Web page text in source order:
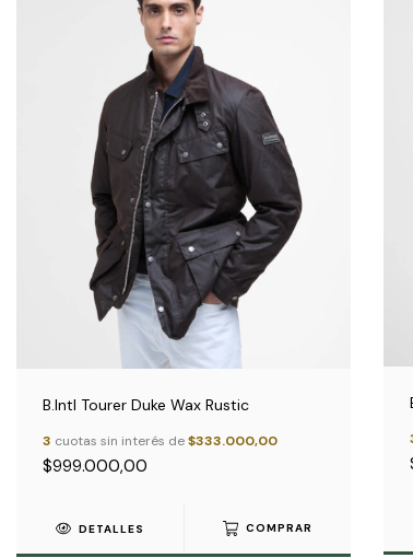
B.Intl Tourer Duke Wax Rustic
3 cuotas sin interés de$333.000,00
$999.000,00
DETALLES COMPRAR